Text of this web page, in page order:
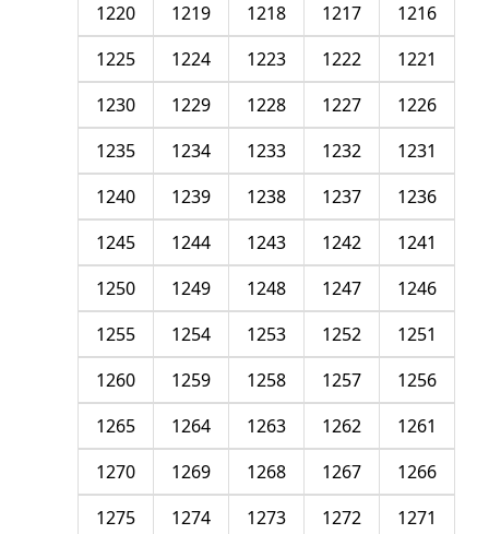
1216
1217
1218
1219
1220
1221
1222
1223
1224
1225
1226
1227
1228
1229
1230
1231
1232
1233
1234
1235
1236
1237
1238
1239
1240
1241
1242
1243
1244
1245
1246
1247
1248
1249
1250
1251
1252
1253
1254
1255
1256
1257
1258
1259
1260
1261
1262
1263
1264
1265
1266
1267
1268
1269
1270
1271
1272
1273
1274
1275